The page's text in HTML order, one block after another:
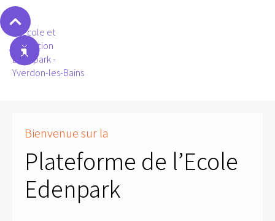
Bienvenue sur la
Plateforme de l’Ecole
Edenpark